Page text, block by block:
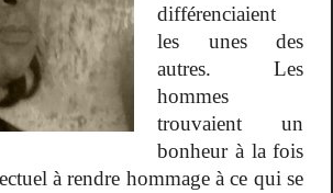
différenciaient
les unes des
autres. Les
hommes
trouvaient un
bonheur à la fois
à rendre hommage à ce qui se